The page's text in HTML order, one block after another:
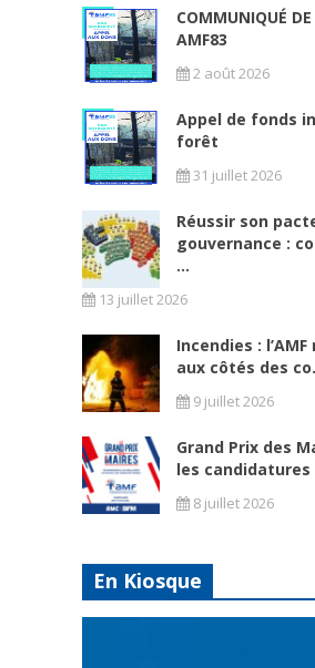
COMMUNIQUÉ DE
AMF83
2 août 2026
Appel de fonds
forêt
31 juillet 2026
Réussir son
gouvernance :
...
13 juillet 2026
Incendies :
aux côtés des
9 juillet 2026
Grand Prix des
les candidatures
8 juillet 2026
En Kiosque